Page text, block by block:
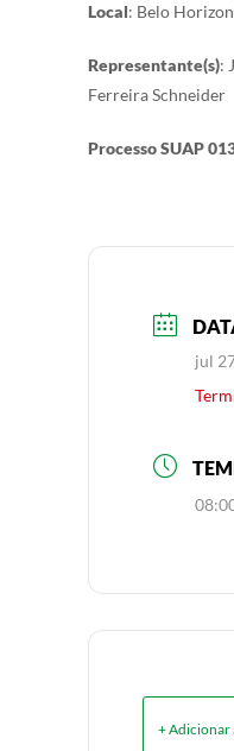
Local: Belo
Representante(s):
Ferreira Schneider
Processo SUAP
jul
+ Adicionar